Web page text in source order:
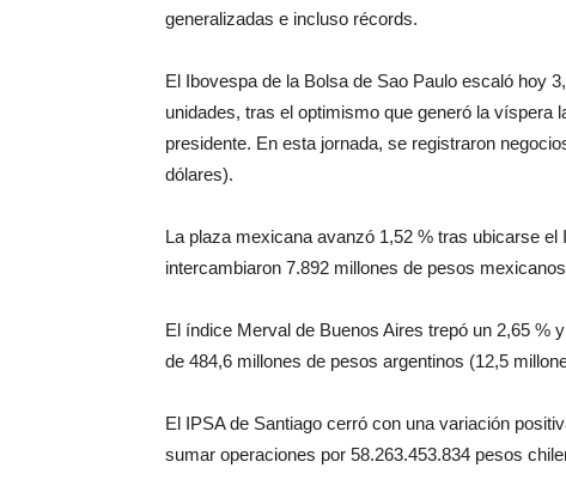
generalizadas e incluso récords.
El Ibovespa de la Bolsa de Sao Paulo escaló hoy
unidades, tras el optimismo que generó la
presidente. En esta jornada, se registraron
dólares).
La plaza mexicana avanzó 1,52 % tras ubicarse
intercambiaron 7.892 millones de pesos
El índice Merval de Buenos Aires trepó un 2,65 %
de 484,6 millones de pesos argentinos (12,5
El IPSA de Santiago cerró con una variación
sumar operaciones por 58.263.453.834 pesos